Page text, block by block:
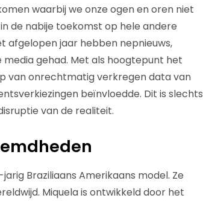
waarbij we onze ogen en oren niet
de nabije toekomst op hele andere
afgelopen jaar hebben nepnieuws,
gehad. Met als hoogtepunt het
van onrechtmatig verkregen data van
beïnvloedde. Dit is slechts
van de realiteit.
jarig Braziliaans Amerikaans model. Ze
Miquela is ontwikkeld door het